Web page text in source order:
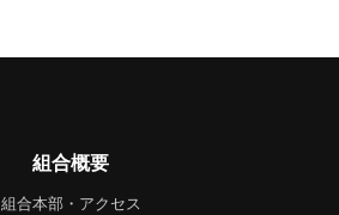
組合概要
組合本部・アクセス